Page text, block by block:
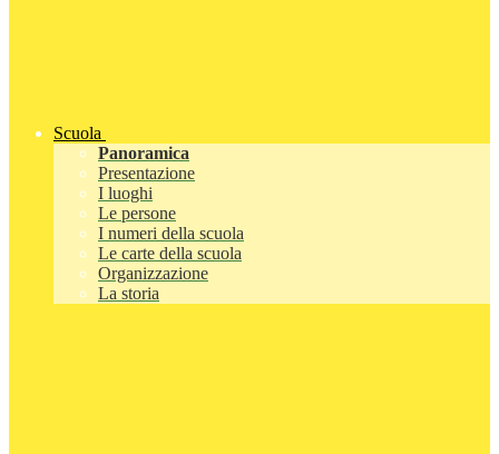
Scuola
Panoramica
Presentazione
I luoghi
Le persone
I numeri della scuola
Le carte della scuola
Organizzazione
La storia